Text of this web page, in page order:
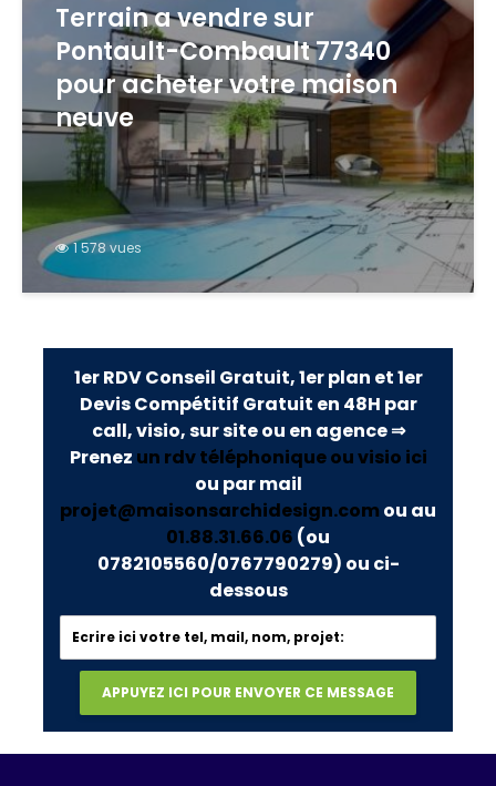
Terrain a vendre sur
Pontault-Combault 77340
pour acheter votre maison
neuve
1 578 vues
1er RDV Conseil Gratuit, 1er plan et 1er
Devis Compétitif Gratuit en 48H par
call, visio, sur site ou en agence ⇒
Prenez un rdv téléphonique ou visio ici
ou par mail
projet@maisonsarchidesign.com ou au
01.88.31.66.06 (ou
0782105560/0767790279) ou ci-
dessous